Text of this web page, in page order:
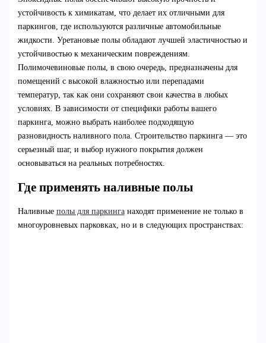
устойчивость к химикатам, что делает их отличными для
паркингов, где используются различные автомобильные
жидкости. Уретановые полы обладают лучшей эластичностью и
устойчивостью к механическим повреждениям.
Полимочевиновые полы, в свою очередь, предназначены для
помещений с высокой влажностью или перепадами
температур, так как они сохраняют свои качества в любых
условиях. В зависимости от специфики работы вашего
паркинга, можно выбрать наиболее подходящую
разновидность наливного пола. Строительство паркинга — это
серьезный шаг, и выбор нужного покрытия должен
основываться на реальных потребностях.
Где применять наливные полы
Наливные полы для паркинганаходят применение не только в
многоуровневых парковках, но и в следующих пространствах: